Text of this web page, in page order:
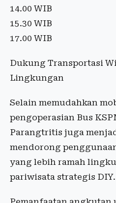
14.00 WIB
15.30 WIB
17.00 WIB
Dukung Transportasi
Lingkungan
Selain memudahkan
pengoperasian Bus
Parangtritis juga
mendorong
yang lebih ramah
pariwisata strategis DIY.